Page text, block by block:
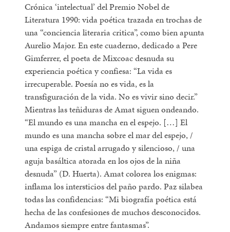
Crónica ‘intelectual’ del Premio Nobel de
Literatura 1990: vida poética trazada en trochas de
una “conciencia literaria critica”, como bien apunta
Aurelio Major. En este cuaderno, dedicado a Pere
Gimferrer, el poeta de Mixcoac desnuda su
experiencia poética y confiesa: “La vida es
irrecuperable. Poesía no es vida, es la
transfiguración de la vida. No es vivir sino decir.”
Mientras las teñiduras de Amat siguen ondeando.
“El mundo es una mancha en el espejo. […] El
mundo es una mancha sobre el mar del espejo, /
una espiga de cristal arrugado y silencioso, / una
aguja basáltica atorada en los ojos de la niña
desnuda” (D. Huerta). Amat colorea los enigmas:
inflama los intersticios del paño pardo. Paz silabea
todas las confidencias: “Mi biografía poética está
hecha de las confesiones de muchos desconocidos.
Andamos siempre entre fantasmas”.